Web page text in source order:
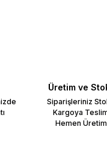
Üretim ve
Siparişleriniz
Kargoya
Hemen